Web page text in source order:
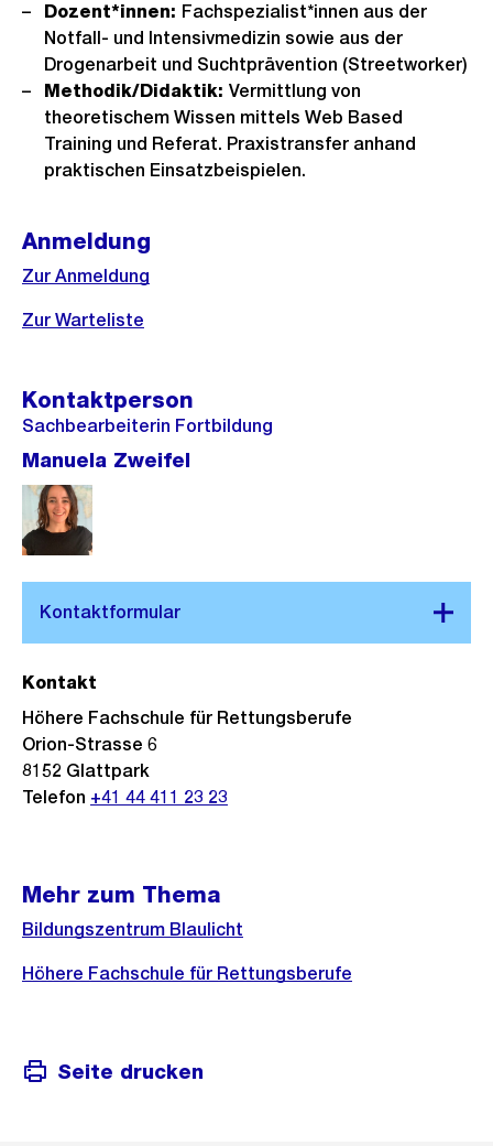
Dozent*innen: Fachspezialist*innen aus der
Notfall- und Intensivmedizin sowie aus der
Drogenarbeit und Suchtprävention (Streetworker)
Methodik/Didaktik: Vermittlung von
theoretischem Wissen mittels Web Based
Training und Referat. Praxistransfer anhand
praktischen Einsatzbeispielen.
Anmeldung
Zur Anmeldung
Zur Warteliste
Kontaktperson
Sachbearbeiterin Fortbildung
Manuela Zweifel
Kontakt
Höhere Fachschule für Rettungsberufe
Orion-Strasse 6
8152 Glattpark
Telefon +41 44 411 23 23
Mehr zum Thema
Bildungszentrum Blaulicht
Höhere Fachschule für Rettungsberufe
Seite drucken